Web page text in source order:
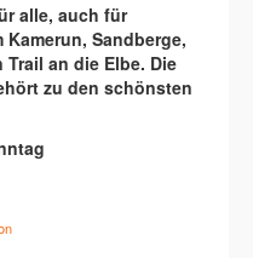
alle, auch für
Sandberge,
an die Elbe. Die
zu den schönsten